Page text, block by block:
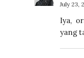
July 23,
Iya,
yang